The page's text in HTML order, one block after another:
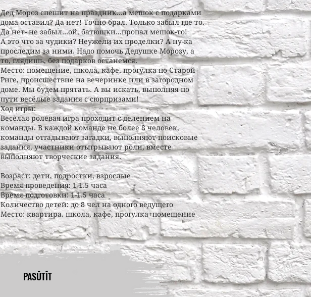
Дед Мороз спешит на праздник…а мешок с подарками
дома оставил? Да нет! Точно брал. Только забыл где-то.
Да нет- не забыл…ой, батюшки…пропал мешок-то!
А это что за чудики? Неужели их проделки? А ну-ка
проследим за ними. Надо помочь Дедушке Морозу, а
то, глядишь, без подарков останемся.
Место: помещение, школа, кафе. прогулка по Старой
Риге, происшествие на вечеринке или в загородном
доме. Мы будем прятать. А вы искать, выполняя по
пути весёлые задания с сюрпризами!
Ход игры:
Веселая ролевая игра проходит с делением на
команды. В каждой команде не более 8 человек,
команды отгадывают загадки, выполняют поисковые
задания, участники отыгрывают роли, вместе
выполняют творческие задания.
Возраст: дети, подростки, взрослые
Время проведения: 1-1.5 часа
Время подготовки: 1-1.5 часа
Количество детей: до 8 чел на одного ведущего
Место: квартира. школа, кафе, прогулка+помещение
PASŪTĪT